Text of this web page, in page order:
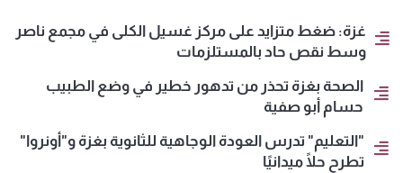
غزة: ضغط متزايد على مركز غسيل الكلى في مجمع ناصر
وسط نقص حاد بالمستلزمات
الصحة بغزة تحذر من تدهور خطير في وضع الطبيب
حسام أبو صفية
"التعليم" تدرس العودة الوجاهية للثانوية بغزة و"أونروا"
تطرح حلًا ميدانيًا